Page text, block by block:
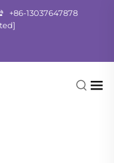
+86-13037647878